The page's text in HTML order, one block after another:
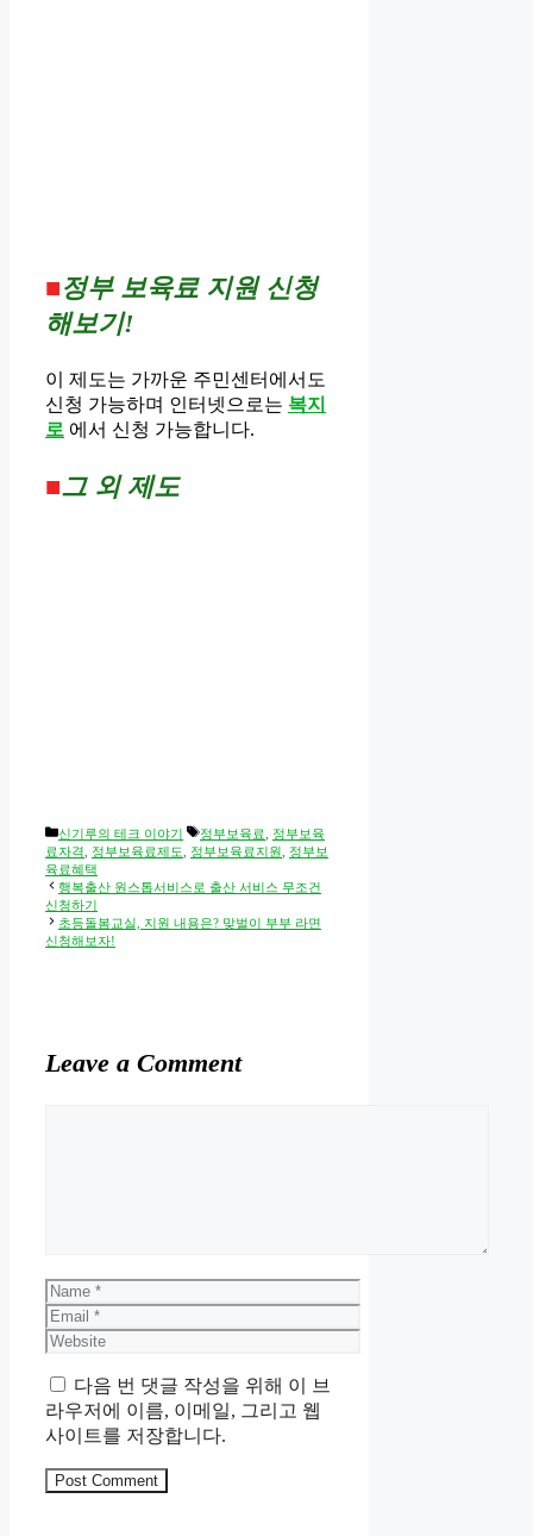
■정부 보육료 지원 신청
해보기!
이 제도는 가까운 주민센터에서도
신청 가능하며 인터넷으로는 복지
로 에서 신청 가능합니다.
■그 외 제도
Categories
신기루의 테크 이야기 Tags
정부보육료
정부보육
료자격
정부보육료제도 정부보육료지원
정부보
육료혜택
행복출산 원스톱서비스로 출산 서비스 무조건
신청하기
초등돌봄교실, 지원 내용은? 맞벌이 부부 라면
신청해보자!
Leave a Comment
Name
Email
Website
다음 번 댓글 작성을 위해 이 브
라우저에 이름, 이메일, 그리고 웹
사이트를 저장합니다.